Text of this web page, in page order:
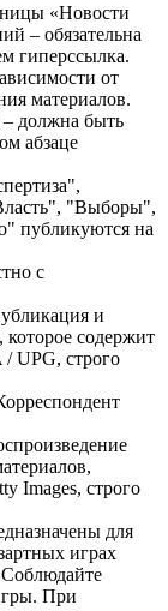
«Новости
– обязательна
гиперссылка.
от
материалов.
– должна быть
абзаце
"Выборы",
публикуются на
с
и
содержит
UPG, строго
Images, строго
для
играх
При